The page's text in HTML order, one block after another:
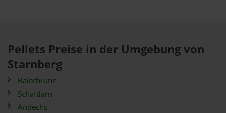
Pellets Preise in der Umgebung von
Starnberg
Baierbrunn
Schäftlarn
Andechs